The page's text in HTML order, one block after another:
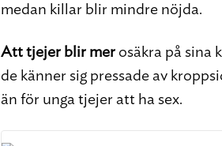
medan killar blir mindre nöjda.
Att tjejer blir mer osäkra på sina
de känner sig pressade av
än för unga tjejer att ha sex.